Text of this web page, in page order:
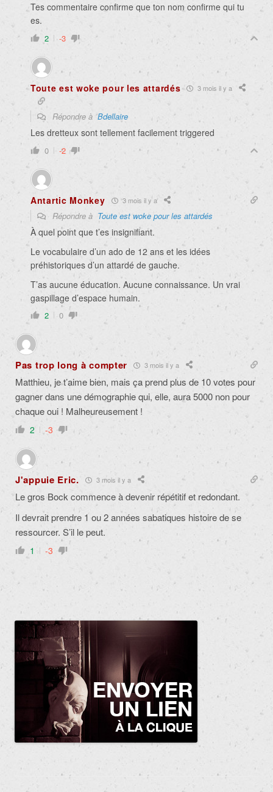
Tes commentaire confirme que ton nom confirme qui tu
es.
2 -3
Toute est woke pour les attardés 3 mois il y a
Répondre àBdellaire
Les dretteux sont tellement facilement triggered
0 -2
Antartic Monkey 3 mois il y a
Répondre à Toute est woke pour les attardés
À quel point que t’es insignifiant.
Le vocabulaire d’un ado de 12 ans et les idées
préhistoriques d’un attardé de gauche.
T’as aucune éducation. Aucune connaissance. Un vrai
gaspillage d’espace humain.
2 0
Pas trop long à compter 3 mois il y a
Matthieu, je t’aime bien, mais ça prend plus de 10 votes pour
gagner dans une démographie qui, elle, aura 5000 non pour
chaque oui ! Malheureusement !
2 -3
J'appuie Eric. 3 mois il y a
Le gros Bock commence à devenir répétitif et redondant.
Il devrait prendre 1 ou 2 années sabatiques histoire de se
ressourcer. S’il le peut.
1 -3